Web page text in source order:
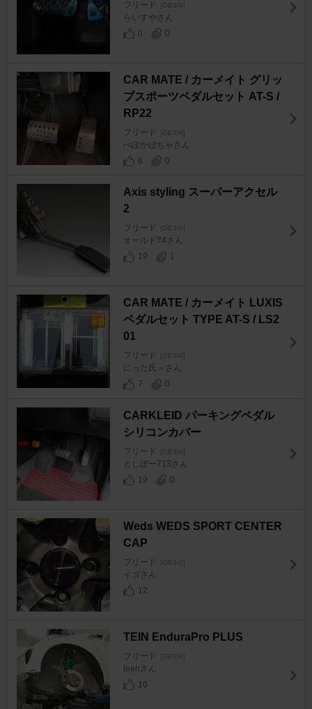
フリード [GB3/4]
らいすやさん
0
0
CAR MATE / カーメイト グリッ
プスポーツペダルセット AT-S /
RP22
フリード [GB3/4]
ぺぽかぼちゃさん
6
0
Axis styling スーパーアクセル
2
フリード [GB3/4]
オールド74さん
19
1
CAR MATE / カーメイト LUXIS
ペダルセット TYPE AT-S / LS2
01
フリード [GB3/4]
にった氏～さん
7
0
CARKLEID パーキングペダル
シリコンカバー
フリード [GB3/4]
としぼー713さん
19
0
Weds WEDS SPORT CENTER
CAP
フリード [GB3/4]
イゴさん
12
TEIN EnduraPro PLUS
フリード [GB3/4]
teenさん
10